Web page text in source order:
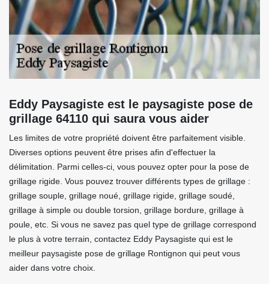
Eddy Paysagiste est le paysagiste pose de
grillage 64110 qui saura vous aider
Les limites de votre propriété doivent être parfaitement visible.
Diverses options peuvent être prises afin d'effectuer la
délimitation. Parmi celles-ci, vous pouvez opter pour la pose de
grillage rigide. Vous pouvez trouver différents types de grillage :
grillage souple, grillage noué, grillage rigide, grillage soudé,
grillage à simple ou double torsion, grillage bordure, grillage à
poule, etc. Si vous ne savez pas quel type de grillage correspond
le plus à votre terrain, contactez Eddy Paysagiste qui est le
meilleur paysagiste pose de grillage Rontignon qui peut vous
aider dans votre choix.